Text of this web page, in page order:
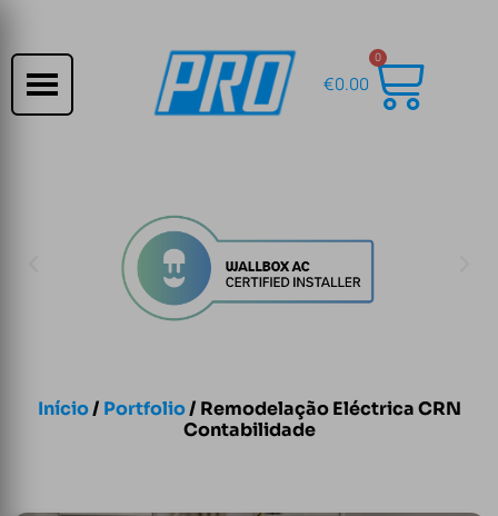
€0.00
0
Início/ Portfolio/ Remodelação Eléctrica CRN
Contabilidade